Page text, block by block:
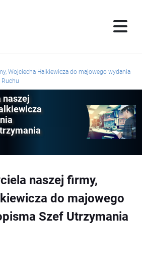
Wojciecha Halkiewicza do majowego wydania
naszej
naszej firmy,
do majowego
Szef Utrzymania